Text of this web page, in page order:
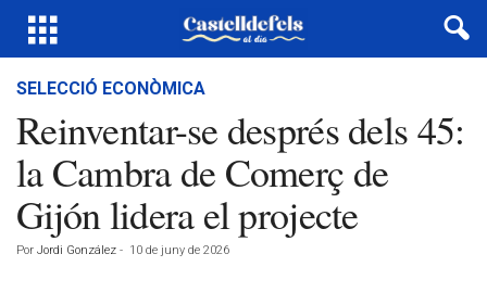
SELECCIÓ ECONÒMICA
Reinventar-se després dels 45:
la Cambra de Comerç de
Gijón lidera el projecte
Por Jordi González - 10 de juny de 2026